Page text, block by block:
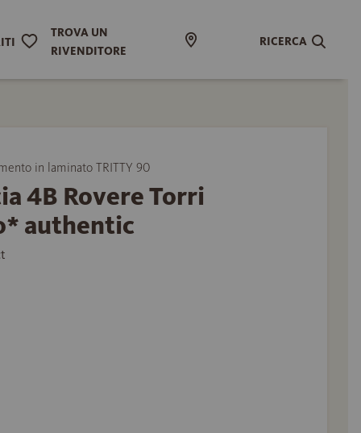
TROVA UN
RIVENDITORE
RICERCA
in laminato TRITTY 90
4B Rovere Torri
authentic